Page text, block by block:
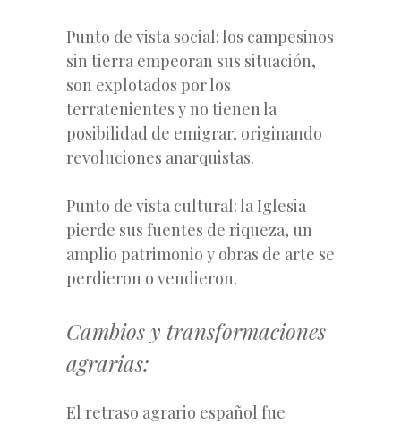
Punto de vista social: los campesinos
sin tierra empeoran sus situación,
son explotados por los
terratenientes y no tienen la
posibilidad de emigrar, originando
revoluciones anarquistas.
Punto de vista cultural: la Iglesia
pierde sus fuentes de riqueza, un
amplio patrimonio y obras de arte se
perdieron o vendieron.
Cambios y transformaciones
agrarias:
El retraso agrario español fue